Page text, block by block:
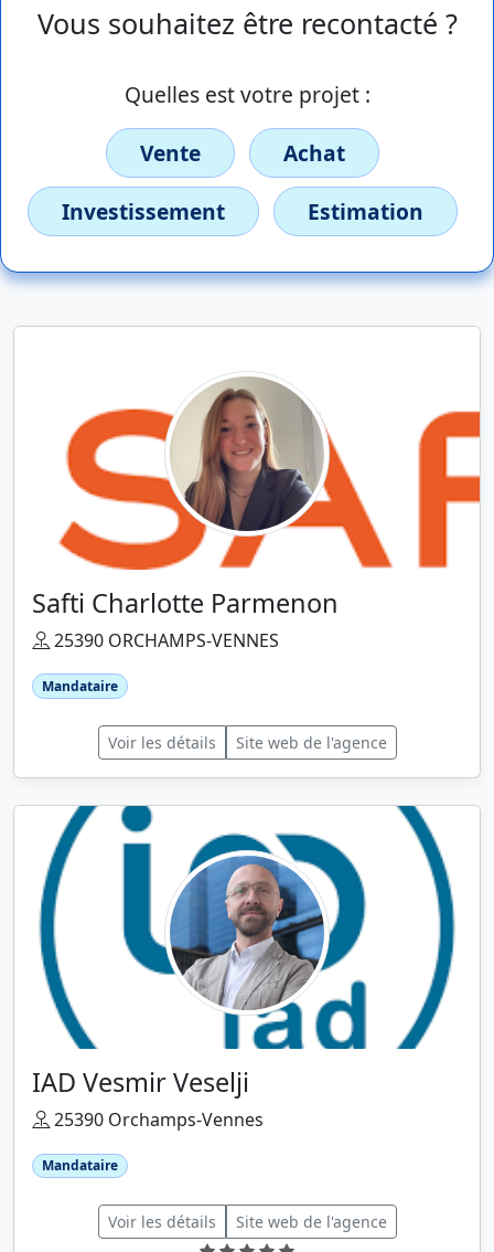
Vous souhaitez être recontacté ?
Quelles est votre projet :
Vente
Achat
Investissement
Estimation
Safti Charlotte Parmenon
25390 ORCHAMPS-VENNES
Mandataire
Voir les détails Site web de l'agence
IAD Vesmir Veselji
25390 Orchamps-Vennes
Mandataire
Voir les détails Site web de l'agence